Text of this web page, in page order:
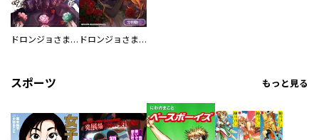
ドロンジョさまは転生しても悪役令嬢のままだった ドロンジョさまは転生しても悪役令嬢のままだった【分冊版】
スポーツ もっと見る